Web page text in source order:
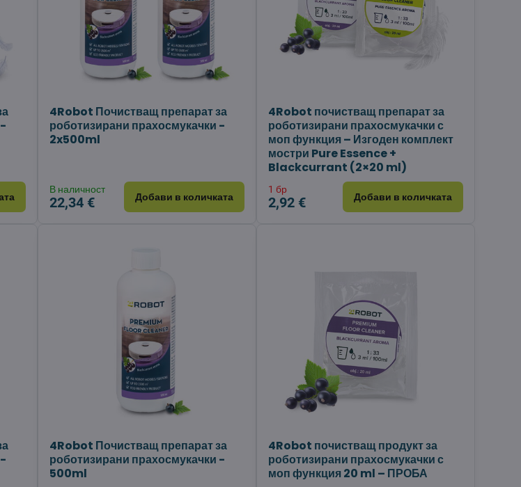
4Robot Почистващ препарат за
роботизирани прахосмукачки -
2x500ml
В наличност
22,34 € Добави в количката
4Robot почистващ препарат за
роботизирани прахосмукачки с
моп функция – Изгоден комплект
мостри Pure Essence +
Blackcurrant (2×20 ml)
1 бр
2,92 € Добави в количката
4Robot Почистващ препарат за
роботизирани прахосмукачки -
500ml
4Robot почистващ продукт за
роботизирани прахосмукачки с
моп функция 20 ml – ПРОБА